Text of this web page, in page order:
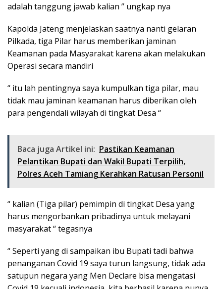
adalah tanggung jawab kalian ” ungkap nya
Kapolda Jateng menjelaskan saatnya nanti gelaran
Pilkada, tiga Pilar harus memberikan jaminan
Keamanan pada Masyarakat karena akan melakukan
Operasi secara mandiri
“ itu lah pentingnya saya kumpulkan tiga pilar, mau
tidak mau jaminan keamanan harus diberikan oleh
para pengendali wilayah di tingkat Desa “
Baca juga Artikel ini: Pastikan Keamanan
Pelantikan Bupati dan Wakil Bupati Terpilih,
Polres Aceh Tamiang Kerahkan Ratusan Personil
“ kalian (Tiga pilar) pemimpin di tingkat Desa yang
harus mengorbankan pribadinya untuk melayani
masyarakat “ tegasnya
“ Seperti yang di sampaikan ibu Bupati tadi bahwa
penanganan Covid 19 saya turun langsung, tidak ada
satupun negara yang Men Declare bisa mengatasi